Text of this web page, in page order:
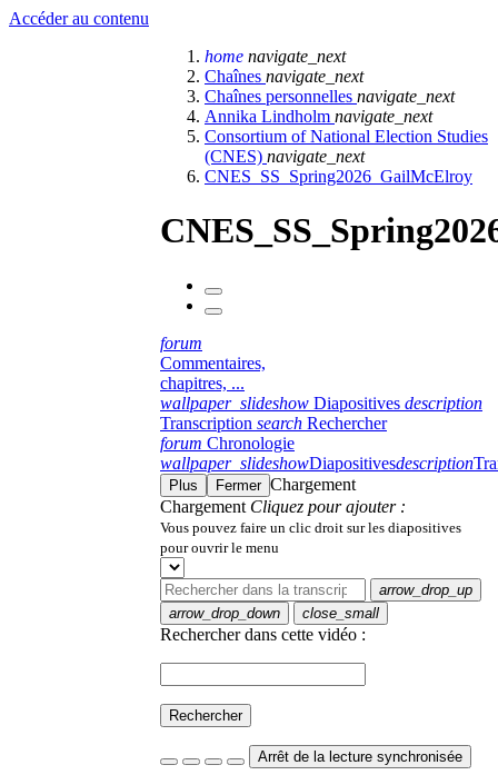
Accéder au contenu
home navigate_next
Chaînes navigate_next
Chaînes personnelles navigate_next
Annika Lindholm navigate_next
Consortium of National Election Studies
(CNES) navigate_next
CNES_SS_Spring2026_GailMcElroy
forum
Commentaires,
chapitres, ...
wallpaper_slideshow Diapositives description
Transcription search Rechercher
forum Chronologie
wallpaper_slideshowDiapositivesdescription
Plus Fermer Chargement
Chargement Cliquez pour ajouter :
Vous pouvez faire un clic droit sur les diapositives
pour ouvrir le menu
arrow_drop_up
arrow_drop_down
close_small
Rechercher dans cette vidéo :
Rechercher
Arrêt de la lecture synchronisée